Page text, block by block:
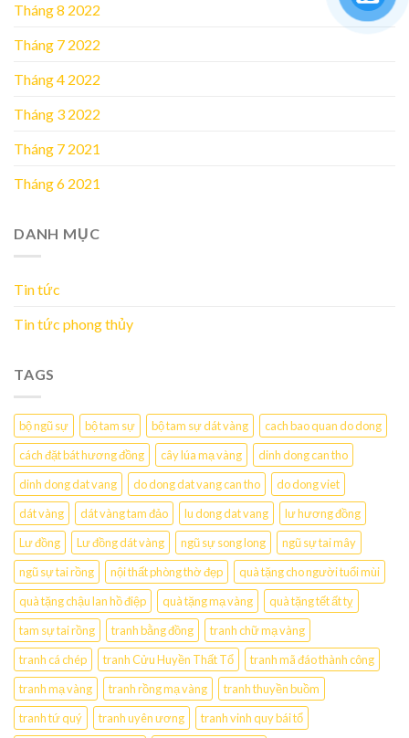
Tháng 8 2022
Tháng 7 2022
Tháng 4 2022
Tháng 3 2022
Tháng 7 2021
Tháng 6 2021
DANH MỤC
Tin tức
Tin tức phong thủy
TAGS
bộ ngũ sự bộ tam sự bộ tam sự dát vàng
cach bao quan do dong
cách đặt bát hương đồng
cây lúa mạ vàng
dinh dong can tho
dinh dong dat vang
do dong dat vang can tho
do dong viet
dát vàng
dát vàng tam đảo lu dong dat vang
lư hương đồng
Lư đồng
Lư đồng dát vàng ngũ sự song long
ngũ sự tai mây
ngũ sự tai rồng
nội thất phòng thờ đẹp
quà tặng cho người tuổi mùi
quà tặng chậu lan hồ điệp
quà tặng mạ vàng
quà tặng tết ất tỵ
tam sự tai rồng
tranh bằng đồng
tranh chữ mạ vàng
tranh cá chép
tranh Cửu Huyền Thất Tổ
tranh mã đáo thành công
tranh mạ vàng
tranh rồng mạ vàng
tranh thuyền buồm
tranh tứ quý
tranh uyên ương
tranh vinh quy bái tổ